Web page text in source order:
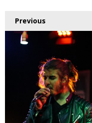
Previous